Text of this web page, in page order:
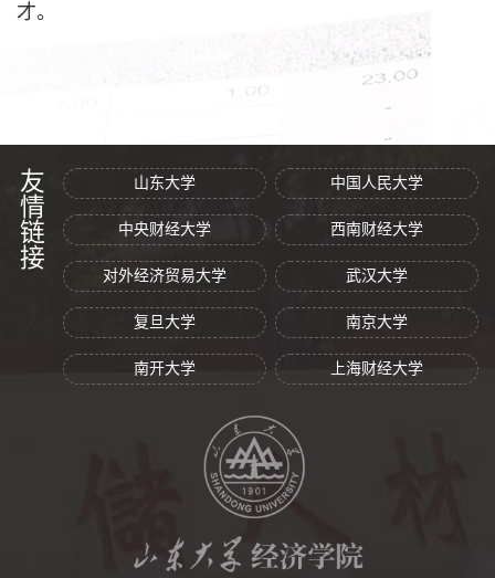
才。
友情链接 山东大学 中国人民大学
中央财经大学 西南财经大学
对外经济贸易大学 武汉大学
复旦大学 南京大学
南开大学 上海财经大学